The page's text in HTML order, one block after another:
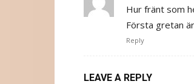
Hur fränt som
Första gretan
Reply
LEAVE A REPLY